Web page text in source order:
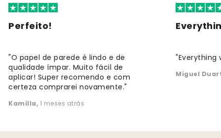
Perfeito!
"O papel de parede é lindo e de
qualidade ímpar. Muito fácil de
aplicar! Super recomendo e com
certeza comprarei novamente."
Kamilla, 1 meses atrás
"Everything
Miguel